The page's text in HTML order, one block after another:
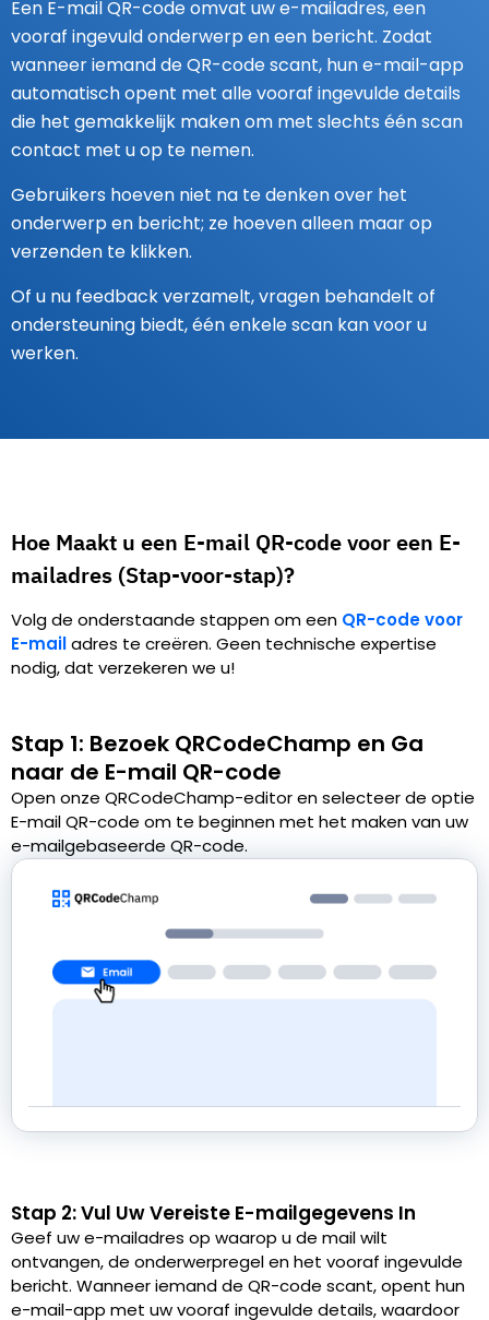
Een E-mail QR-code omvat uw e-mailadres, een
vooraf ingevuld onderwerp en een bericht. Zodat
wanneer iemand de QR-code scant, hun e-mail-app
automatisch opent met alle vooraf ingevulde details
die het gemakkelijk maken om met slechts één scan
contact met u op te nemen.
Gebruikers hoeven niet na te denken over het
onderwerp en bericht; ze hoeven alleen maar op
verzenden te klikken.
Of u nu feedback verzamelt, vragen behandelt of
ondersteuning biedt, één enkele scan kan voor u
werken.
Hoe Maakt u een E-mail QR-code voor een E-
mailadres (Stap-voor-stap)?
Volg de onderstaande stappen om een QR-code voor
E-mailadres te creëren. Geen technische expertise
nodig, dat verzekeren we u!
Stap 1: Bezoek QRCodeChamp en Ga
naar de E-mail QR-code
Open onze QRCodeChamp-editor en selecteer de optie
E-mail QR-code om te beginnen met het maken van uw
e-mailgebaseerde QR-code.
Stap 2: Vul Uw Vereiste E-mailgegevens In
Geef uw e-mailadres op waarop u de mail wilt
ontvangen, de onderwerpregel en het vooraf ingevulde
bericht. Wanneer iemand de QR-code scant, opent hun
e-mail-app met uw vooraf ingevulde details, waardoor